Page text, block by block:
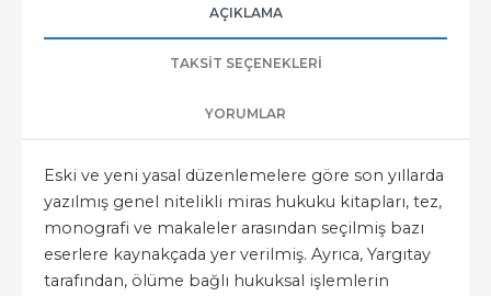
AÇIKLAMA
TAKSIT SEÇENEKLERI
YORUMLAR
Eski ve yeni yasal düzenlemelere göre son yıllarda
yazılmış genel nitelikli miras hukuku kitapları, tez,
monografi ve makaleler arasından seçilmiş bazı
eserlere kaynakçada yer verilmiş. Ayrıca, Yargıtay
tarafından, ölüme bağlı hukuksal işlemlerin